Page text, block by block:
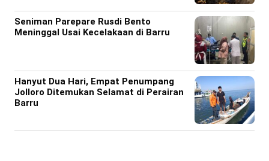
Seniman Parepare Rusdi Bento
Meninggal Usai Kecelakaan di Barru
Hanyut Dua Hari, Empat Penumpang
Jolloro Ditemukan Selamat di Perairan
Barru